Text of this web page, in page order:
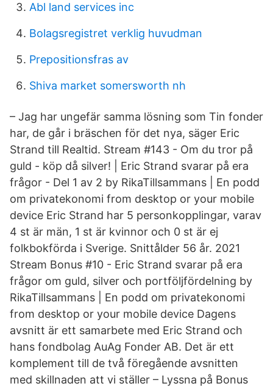
Abl land services inc
Bolagsregistret verklig huvudman
Prepositionsfras av
Shiva market somersworth nh
– Jag har ungefär samma lösning som Tin fonder
har, de går i bräschen för det nya, säger Eric
Strand till Realtid. Stream #143 - Om du tror på
guld - köp då silver! | Eric Strand svarar på era
frågor - Del 1 av 2 by RikaTillsammans | En podd
om privatekonomi from desktop or your mobile
device Eric Strand har 5 personkopplingar, varav
4 st är män, 1 st är kvinnor och 0 st är ej
folkbokförda i Sverige. Snittålder 56 år. 2021
Stream Bonus #10 - Eric Strand svarar på era
frågor om guld, silver och portföljfördelning by
RikaTillsammans | En podd om privatekonomi
from desktop or your mobile device Dagens
avsnitt är ett samarbete med Eric Strand och
hans fondbolag AuAg Fonder AB. Det är ett
komplement till de två föregående avsnitten
med skillnaden att vi ställer – Lyssna på Bonus